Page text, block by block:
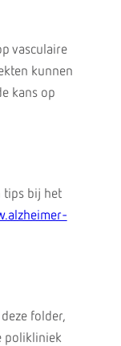
vasculaire
kunnen
kans op
tips bij het
folder,
polikliniek